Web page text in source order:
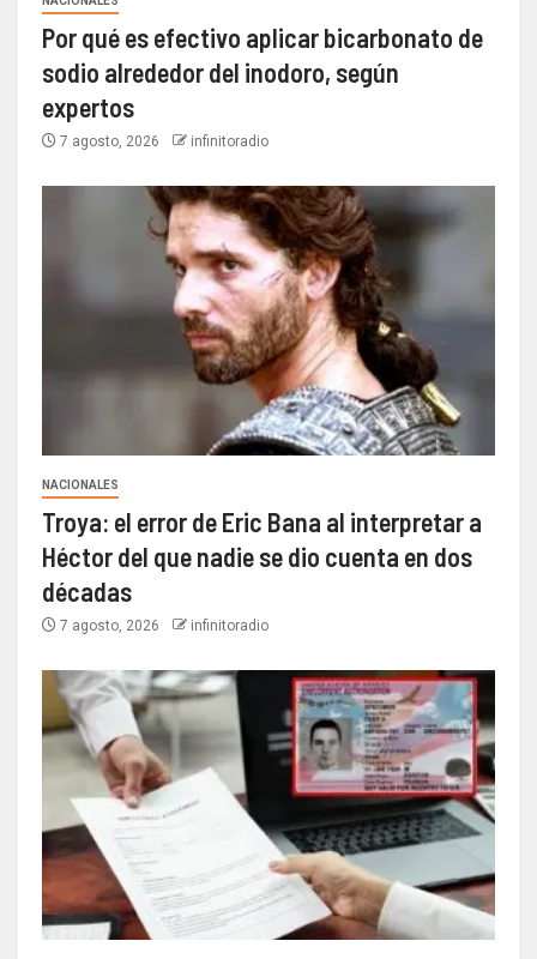
Por qué es efectivo aplicar bicarbonato de
sodio alrededor del inodoro, según
expertos
7 agosto, 2026 infinitoradio
NACIONALES
Troya: el error de Eric Bana al interpretar a
Héctor del que nadie se dio cuenta en dos
décadas
7 agosto, 2026 infinitoradio